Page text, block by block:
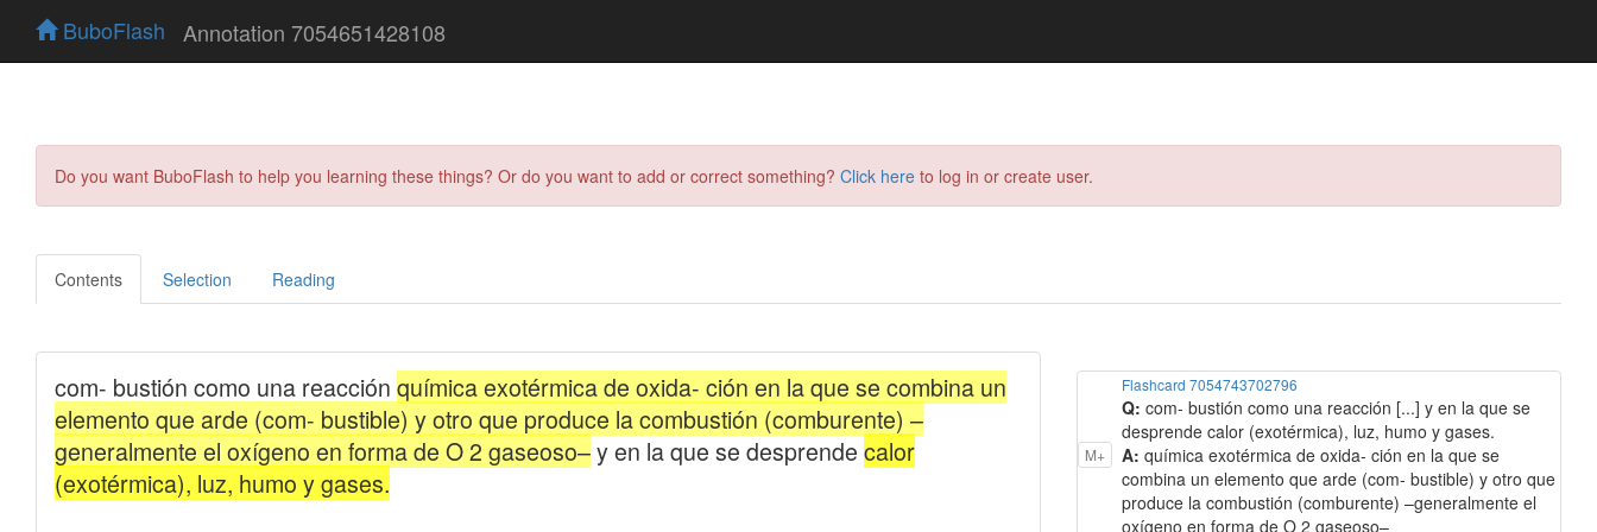
BuboFlash Annotation 7054651428108
Do you want BuboFlash to help you learning these things? Or do you want to add or correct something? Click here to log in or create user.
Contents Selection Reading
M+
Flashcard 7054743702796
Q: com- bustión como una reacción [...] y en la que se
desprende calor (exotérmica), luz, humo y gases.
A: química exotérmica de oxida- ción en la que se
combina un elemento que arde (com- bustible) y otro que
produce la combustión (comburente) –generalmente el
oxígeno en forma de O 2 gaseoso–